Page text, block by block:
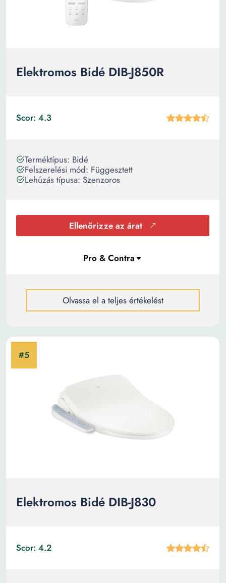
Elektromos Bidé DIB-J850R
Scor: 4.3
Terméktípus: Bidé
Felszerelési mód: Függesztett
Lehúzás típusa: Szenzoros
Ellenőrizze az árat
Olvassa el a teljes értékelést
Elektromos Bidé DIB-J830
Scor: 4.2